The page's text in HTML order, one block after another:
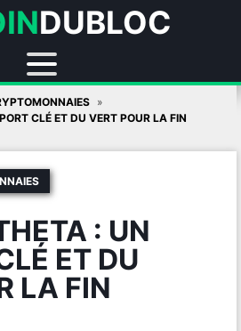
DUBLOC
CLÉ ET DU VERT POUR LA FIN
: UN
ET DU
LA FIN